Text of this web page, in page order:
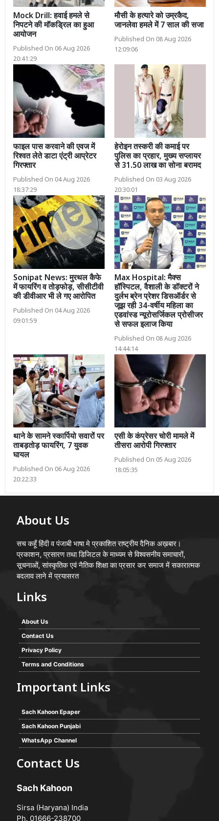
Mock Drill: हवाई हमले से
निपटने की मॉकड्रिल का हुआ
आयोजन
Published On 06 Aug 2026
20:41:29
मौसी के हत्यारे को उम्रकैद,
जानलेवा हमले में 7 साल की सजा
Published On 08 Aug 2026
12:09:06
फाइल पास करवाने की एवज में
रिश्वत लेते डाटा एंट्री आप्रेटर
गिरफ्तार
Published On 04 Aug 2026
18:37:29
हेरोइन तस्करी की कमाई पर
पुलिस का प्रहार, मुख्य सप्लायर
से 31.50 लाख का सोना बरामद
Published On 03 Aug 2026
20:30:01
Sonipat News: मुरथल कैफे
में फायरिंग व तोड़फोड़, सीसीटीवी
की डीवीआर भी ले गए आरोपित
Published On 04 Aug 2026
09:01:59
Max Hospital: मैक्स
हॉस्पिटल, वैशाली के डॉक्टरों ने
दुर्लभ ब्रेन प्रेशर डिसऑर्डर से
जूझ रही 34-वर्षीय महिला का
एडवांस्ड न्यूरोसर्जिकल प्रोसीजर
से सफल इलाज किया
Published On 08 Aug 2026
14:44:14
थाने के सामने स्कार्पियो सवारों पर
ताबड़तोड़ फायरिंग, 7 युवक
घायल
Published On 06 Aug 2026
20:22:33
एसी के कंप्रेसर चोरी मामले में
तीसरा आरोपी गिरफ्तार
Published On 05 Aug 2026
18:05:35
About Us
सच कहूँ हिंदी व पंजाबी भाषा मे प्रकाशित राष्ट्रीय दैनिक अख़बार।
प्रकाशन, प्रसारण तथा डिजिटल के माध्यम से विश्वसनीय समाचारों,
सूचनाओं, सांस्कृतिक एवं नैतिक शिक्षा का प्रसार कर समाज में सकारात्मक
बदलाव लाने में प्रयासरत
Links
About Us
Contact Us
Privacy Policy
Terms and Conditions
Important Links
Sach Kahoon Epaper
Sach Kahoon Punjabi
WhatsApp Channel
Contact Us
Sach Kahoon
Sirsa (Haryana) India
Ph. 01666-238700